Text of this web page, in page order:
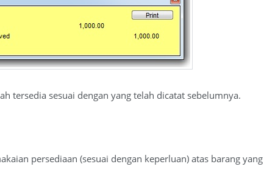
tersedia sesuai dengan yang telah dicatat sebelumnya.
persediaan (sesuai dengan keperluan) atas barang